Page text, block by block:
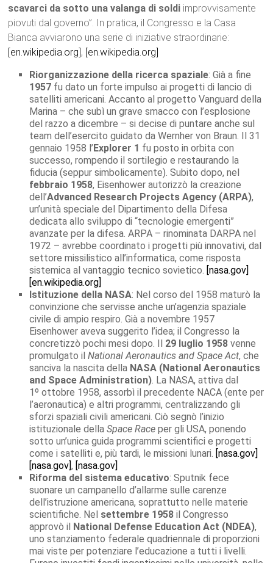
scavarci da sotto una valanga di soldi improvvisamente
piovuti dal governo”. In pratica, il Congresso e la Casa
Bianca avviarono una serie di iniziative straordinarie:
[en.wikipedia.org], [en.wikipedia.org]
Riorganizzazione della ricerca spaziale: Già a fine
1957 fu dato un forte impulso ai progetti di lancio di
satelliti americani. Accanto al progetto Vanguard della
Marina – che subì un grave smacco con l’esplosione
del razzo a dicembre – si decise di puntare anche sul
team dell’esercito guidato da Wernher von Braun. Il 31
gennaio 1958 l’Explorer 1 fu posto in orbita con
successo, rompendo il sortilegio e restaurando la
fiducia (seppur simbolicamente). Subito dopo, nel
febbraio 1958, Eisenhower autorizzò la creazione
dell’Advanced Research Projects Agency (ARPA),
un’unità speciale del Dipartimento della Difesa
dedicata allo sviluppo di “tecnologie emergenti”
avanzate per la difesa. ARPA – rinominata DARPA nel
1972 – avrebbe coordinato i progetti più innovativi, dal
settore missilistico all’informatica, come risposta
sistemica al vantaggio tecnico sovietico. [nasa.gov]
[en.wikipedia.org]
Istituzione della NASA: Nel corso del 1958 maturò la
convinzione che servisse anche un’agenzia spaziale
civile di ampio respiro. Già a novembre 1957
Eisenhower aveva suggerito l’idea; il Congresso la
concretizzò pochi mesi dopo. Il 29 luglio 1958 venne
promulgato ilNational Aeronautics and Space Act, che
sanciva la nascita della NASA (National Aeronautics
and Space Administration). La NASA, attiva dal
1º ottobre 1958, assorbì il precedente NACA (ente per
l’aeronautica) e altri programmi, centralizzando gli
sforzi spaziali civili americani. Ciò segnò l’inizio
istituzionale dellaSpace Race per gli USA, ponendo
sotto un’unica guida programmi scientifici e progetti
come i satelliti e, più tardi, le missioni lunari. [nasa.gov]
[nasa.gov], [nasa.gov]
Riforma del sistema educativo: Sputnik fece
suonare un campanello d’allarme sulle carenze
dell’istruzione americana, soprattutto nelle materie
scientifiche. Nel settembre 1958 il Congresso
approvò il National Defense Education Act (NDEA),
uno stanziamento federale quadriennale di proporzioni
mai viste per potenziare l’educazione a tutti i livelli.